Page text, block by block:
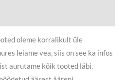
oleme korralikult üle
leiame vea, siis on see ka infos
aurutame kõik tooted läbi.